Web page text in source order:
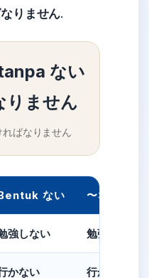
りません.
ない
りません
ばなりません
ない 〜なければ
強しない 勉強しなけ
かない 行かなけれ